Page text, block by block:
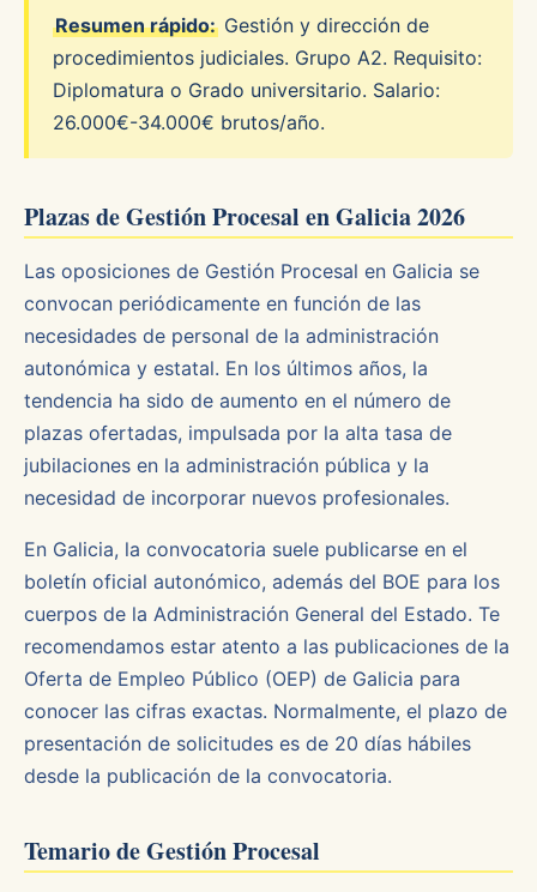
Resumen rápido: Gestión y dirección de
procedimientos judiciales. Grupo A2. Requisito:
Diplomatura o Grado universitario. Salario:
26.000€-34.000€ brutos/año.
Plazas de Gestión Procesal en Galicia 2026
Las oposiciones de Gestión Procesal en Galicia se
convocan periódicamente en función de las
necesidades de personal de la administración
autonómica y estatal. En los últimos años, la
tendencia ha sido de aumento en el número de
plazas ofertadas, impulsada por la alta tasa de
jubilaciones en la administración pública y la
necesidad de incorporar nuevos profesionales.
En Galicia, la convocatoria suele publicarse en el
boletín oficial autonómico, además del BOE para los
cuerpos de la Administración General del Estado. Te
recomendamos estar atento a las publicaciones de la
Oferta de Empleo Público (OEP) de Galicia para
conocer las cifras exactas. Normalmente, el plazo de
presentación de solicitudes es de 20 días hábiles
desde la publicación de la convocatoria.
Temario de Gestión Procesal